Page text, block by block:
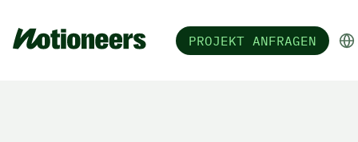
PROJEKT ANFRAGEN